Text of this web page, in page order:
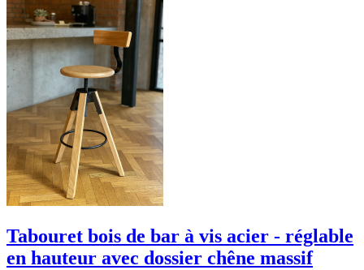
Tabouret bois de bar à vis acier - réglable
en hauteur avec dossier chêne massif